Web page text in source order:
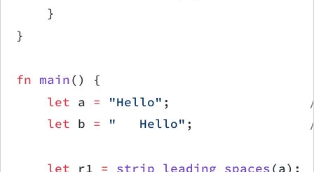
    }
}
fn main() {
    let
a = "Hello" ;
    let
b = "   Hello" ;
    let
r1 = strip_leading_spaces